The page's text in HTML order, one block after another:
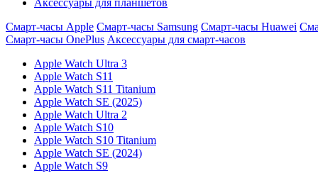
Аксессуары для планшетов
Смарт-часы Apple Смарт-часы Samsung Смарт-часы Huawei
Смарт-часы OnePlus Аксессуары для смарт-часов
Apple Watch Ultra 3
Apple Watch S11
Apple Watch S11 Titanium
Apple Watch SE (2025)
Apple Watch Ultra 2
Apple Watch S10
Apple Watch S10 Titanium
Apple Watch SE (2024)
Apple Watch S9